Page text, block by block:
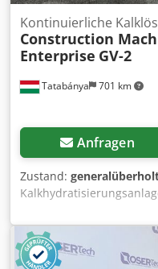
Tatabánya 701 km
Kontinuierliche
Construction
Enterprise GV-2
Anfragen
Zustand:
Kalkhydratisierung,
Ursprungsland: